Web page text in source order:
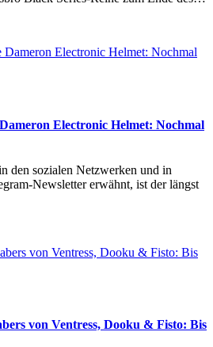
Electronic Helmet: Nochmal
den sozialen Netzwerken und in
Newsletter erwähnt, ist der längst
von Ventress, Dooku & Fisto: Bis